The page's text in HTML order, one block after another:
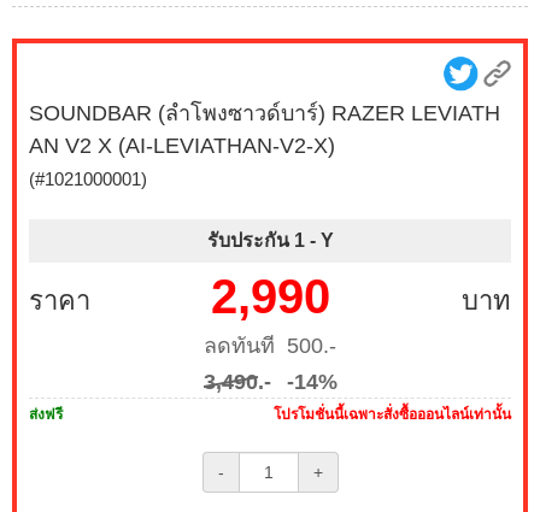
SOUNDBAR (ลำโพงซาวด์บาร์) RAZER LEVIATH
AN V2 X (AI-LEVIATHAN-V2-X)
(#1021000001)
รับประกัน 1 - Y
ราคา บาท
2,990
ลดทันที 500.-
3,490.- -14%
ส่งฟรี โปรโมชั่นนี้เฉพาะสั่งซื้อออนไลน์เท่านั้น
- +